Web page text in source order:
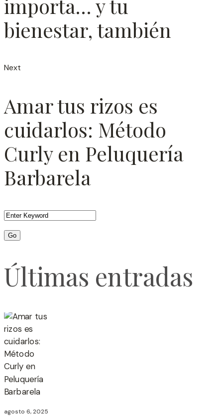
importa… y tu
bienestar, también
Next
Amar tus rizos es
cuidarlos: Método
Curly en Peluquería
Barbarela
Últimas entradas
agosto 6, 2025